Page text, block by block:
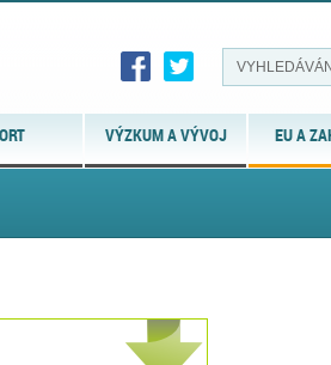
VÝZKUM A VÝVOJ EU A